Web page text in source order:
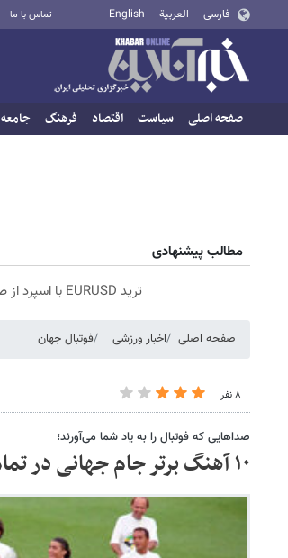
فارسی العربية English تماس با ما
صفحه اصلی سیاست اقتصاد فرهنگ جامعه
مطالب پیشنهادی
ترید EURUSD با اسپرد از صفر پیپ
صفحه اصلی اخبار ورزشی فوتبال جهان
۸ نفر
صداهایی که فوتبال را به یاد شما می‌آورند؛
۱۰ آهنگ برتر جام جهانی در تمام دوران